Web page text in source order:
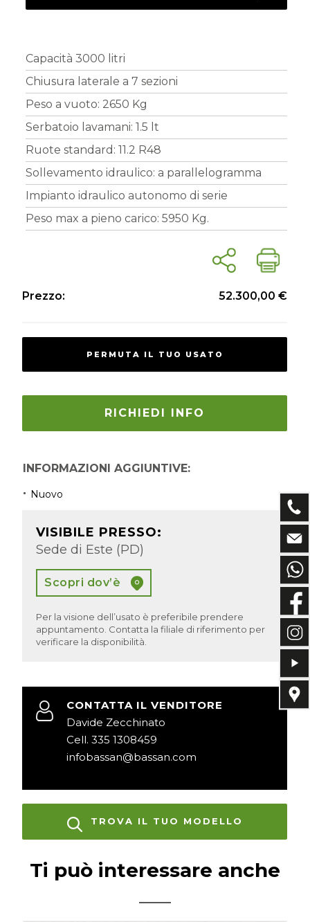
Prezzo: 52.300,00 €
PERMUTA IL TUO USATO
RICHIEDI INFO
INFORMAZIONI AGGIUNTIVE:
Nuovo
VISIBILE PRESSO:
Sede di Este (PD)
Scopri dov’è
Per la visione dell’usato è preferibile prendere
appuntamento. Contatta la filiale di riferimento per
verificare la disponibilità.
CONTATTA IL VENDITORE
Davide Zecchinato
Cell. 335 1308459
infobassan@bassan.com
TROVA IL TUO MODELLO
Capacità 3000 litri
Chiusura laterale a 7 sezioni
Peso a vuoto: 2650 Kg
Serbatoio lavamani: 1.5 lt
Ruote standard: 11.2 R48
Sollevamento idraulico: a parallelogramma
Impianto idraulico autonomo di serie
Peso max a pieno carico: 5950 Kg.
Ti può interessare anche